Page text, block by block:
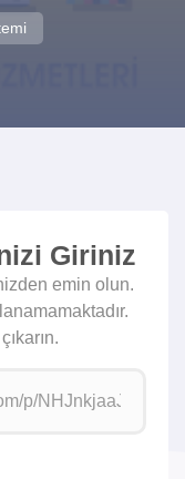
Giriniz
emin olun.